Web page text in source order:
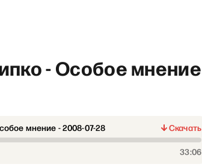
- Особое мнение
мнение - 2008-07-28
Скачать
33:06
Сергеем Асланяном